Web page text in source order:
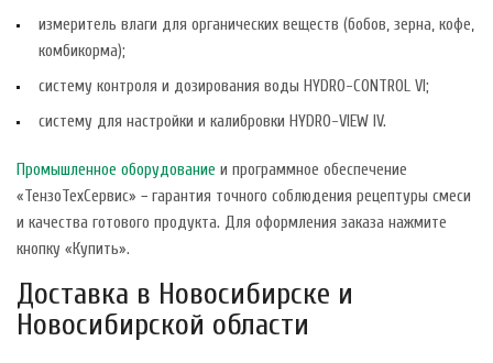
измеритель влаги для органических веществ (бобов, зерна, кофе,
комбикорма);
систему контроля и дозирования воды HYDRO-CONTROL VI;
систему для настройки и калибровки HYDRO-VIEW IV.
Промышленное оборудование и программное обеспечение
«ТензоТехСервис» − гарантия точного соблюдения рецептуры смеси
и качества готового продукта. Для оформления заказа нажмите
кнопку «Купить».
Доставка в Новосибирске и
Новосибирской области